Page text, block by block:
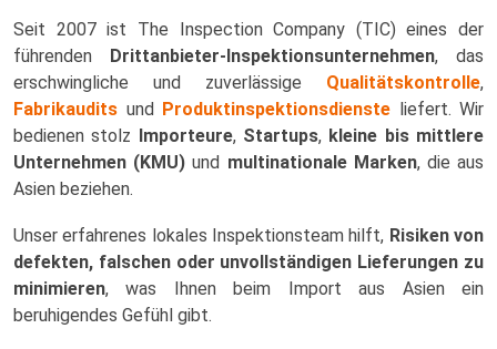
Seit 2007 ist The Inspection Company (TIC) eines der
führenden
Drittanbieter-Inspektionsunternehmen, das
erschwingliche und zuverlässige Qualitätskontrolle,
Fabrikaudits und Produktinspektionsdienste liefert. Wir
bedienen stolz
Importeure, Startups, kleine bis mittlere
Unternehmen (KMU) und multinationale Marken, die aus
Asien beziehen.
Unser erfahrenes lokales Inspektionsteam hilft, Risiken von
defekten, falschen oder unvollständigen Lieferungen zu
minimieren, was Ihnen beim Import aus Asien ein
beruhigendes Gefühl gibt.